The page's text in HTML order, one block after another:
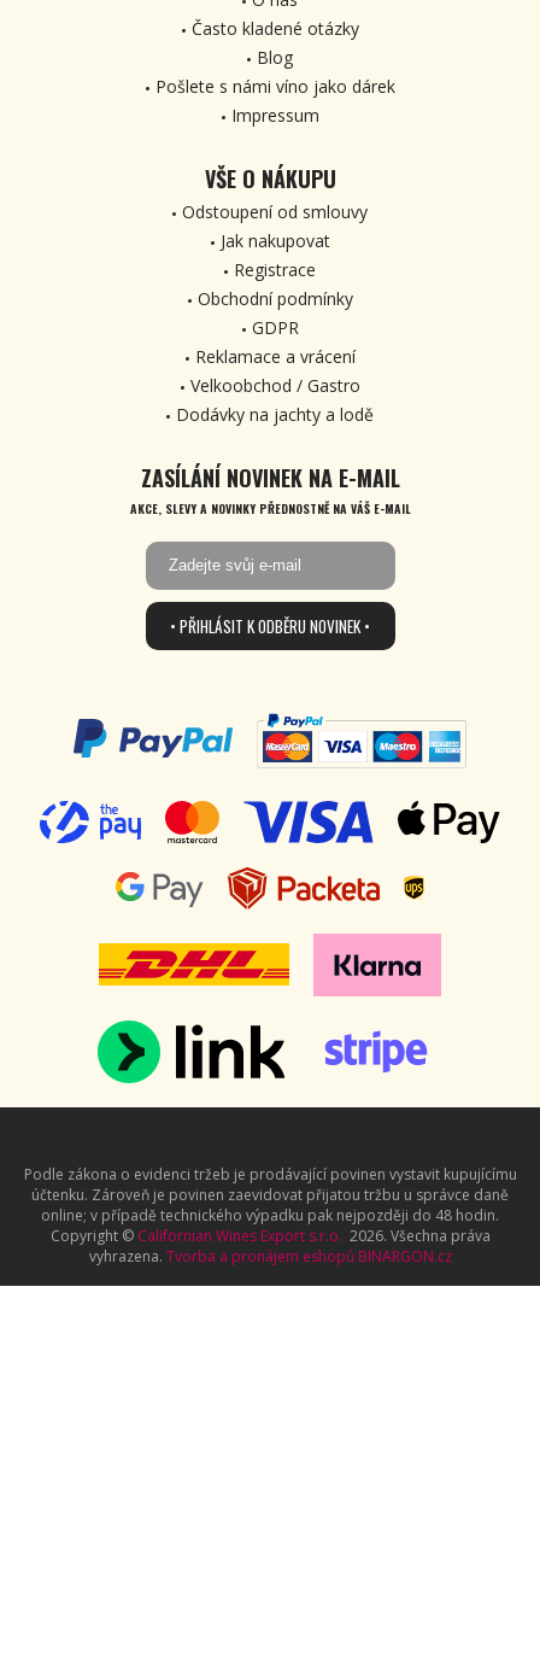
Často kladené otázky
Blog
Pošlete s námi víno jako dárek
Impressum
VŠE O NÁKUPU
Odstoupení od smlouvy
Jak nakupovat
Registrace
Obchodní podmínky
GDPR
Reklamace a vrácení
Velkoobchod / Gastro
Dodávky na jachty a lodě
ZASÍLÁNÍ NOVINEK NA E-MAIL
AKCE, SLEVY A NOVINKY PŘEDNOSTNĚ NA VÁŠ E-MAIL
• PŘIHLÁSIT K ODBĚRU NOVINEK •
Podle zákona o evidenci tržeb je prodávající povinen vystavit kupujícímu
účtenku. Zároveň je povinen zaevidovat přijatou tržbu u správce daně
online; v případě technického výpadku pak nejpozději do 48 hodin.
Copyright © Californian Wines Export s.r.o. 2026. Všechna práva
vyhrazena. Tvorba a pronájem eshopů BINARGON.cz